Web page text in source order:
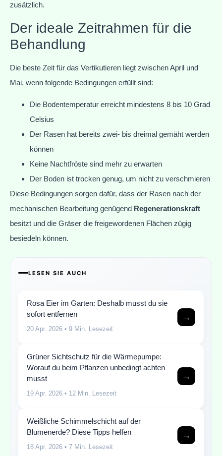
zusätzlich.
Der ideale Zeitrahmen für die
Behandlung
Die beste Zeit für das Vertikutieren liegt zwischen April und
Mai, wenn folgende Bedingungen erfüllt sind:
Die Bodentemperatur erreicht mindestens 8 bis 10 Grad
Celsius
Der Rasen hat bereits zwei- bis dreimal gemäht werden
können
Keine Nachtfröste sind mehr zu erwarten
Der Boden ist trocken genug, um nicht zu verschmieren
Diese Bedingungen sorgen dafür, dass der Rasen nach der
mechanischen Bearbeitung genügend Regenerationskraft
besitzt und die Gräser die freigewordenen Flächen zügig
besiedeln können.
LESEN SIE AUCH
Rosa Eier im Garten: Deshalb musst du sie
sofort entfernen
20 Apr. 2026 • 9 Min. Lesezeit
→
Grüner Sichtschutz für die Wärmepumpe:
Worauf du beim Pflanzen unbedingt achten
musst
19 Apr. 2026 • 12 Min. Lesezeit
→
Weißliche Schimmelschicht auf der
Blumenerde? Diese Tipps helfen
18 Apr. 2026 • 7 Min. Lesezeit
→